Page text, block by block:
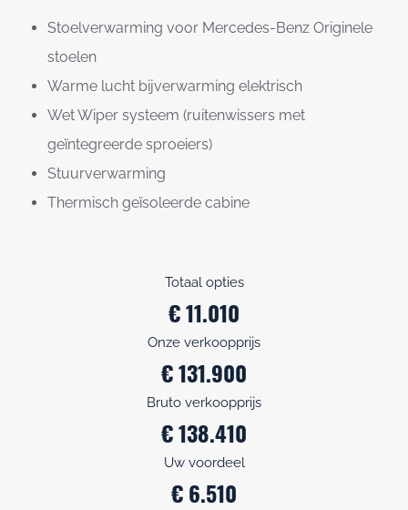
Stoelverwarming voor Mercedes-Benz Originele
stoelen
Warme lucht bijverwarming elektrisch
Wet Wiper systeem (ruitenwissers met
geïntegreerde sproeiers)
Stuurverwarming
Thermisch geïsoleerde cabine
Totaal opties
€ 11.010
Onze verkoopprijs
€ 131.900
Bruto verkoopprijs
€ 138.410
Uw voordeel
€ 6.510